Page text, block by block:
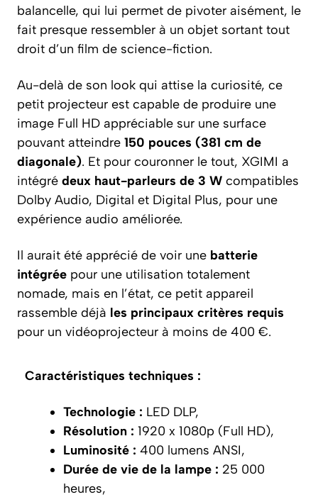
balancelle, qui lui permet de pivoter aisément, le
fait presque ressembler à un objet sortant tout
droit d’un film de science-fiction.
Au-delà de son look qui attise la curiosité, ce
petit projecteur est capable de produire une
image Full HD appréciable sur une surface
pouvant atteindre 150 pouces (381 cm de
diagonale). Et pour couronner le tout, XGIMI a
intégré deux haut-parleurs de 3 W compatibles
Dolby Audio, Digital et Digital Plus, pour une
expérience audio améliorée.
Il aurait été apprécié de voir une batterie
intégrée pour une utilisation totalement
nomade, mais en l’état, ce petit appareil
rassemble déjà les principaux critères requis
pour un vidéoprojecteur à moins de 400 €.
Caractéristiques techniques :
Technologie : LED DLP,
Résolution : 1920 x 1080p (Full HD),
Luminosité : 400 lumens ANSI,
Durée de vie de la lampe : 25 000
heures,